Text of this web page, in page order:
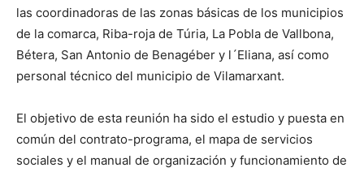
las coordinadoras de las zonas básicas de los municipios
de la comarca, Riba-roja de Túria, La Pobla de Vallbona,
Bétera, San Antonio de Benagéber y l´Eliana, así como
personal técnico del municipio de Vilamarxant.
El objetivo de esta reunión ha sido el estudio y puesta en
común del contrato-programa, el mapa de servicios
sociales y el manual de organización y funcionamiento de